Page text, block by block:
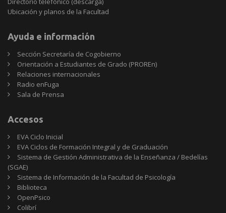
Ubicación y planos de la Facultad
Ayuda e información
Sección Secretaría de Cogobierno
Orientación a Estudiantes de Grado (PROREn)
Relaciones internacionales
Radio enFuga
Sala de Prensa
Accesos
EVA Ciclo Inicial
EVA Ciclos de Formación Integral y de Graduación
Sistema de Gestión Administrativa de la Enseñanza / Bedelías
(SGAE)
Sistema de Información de la Facultad de Psicología
Biblioteca
OpenPsico
Colibrí